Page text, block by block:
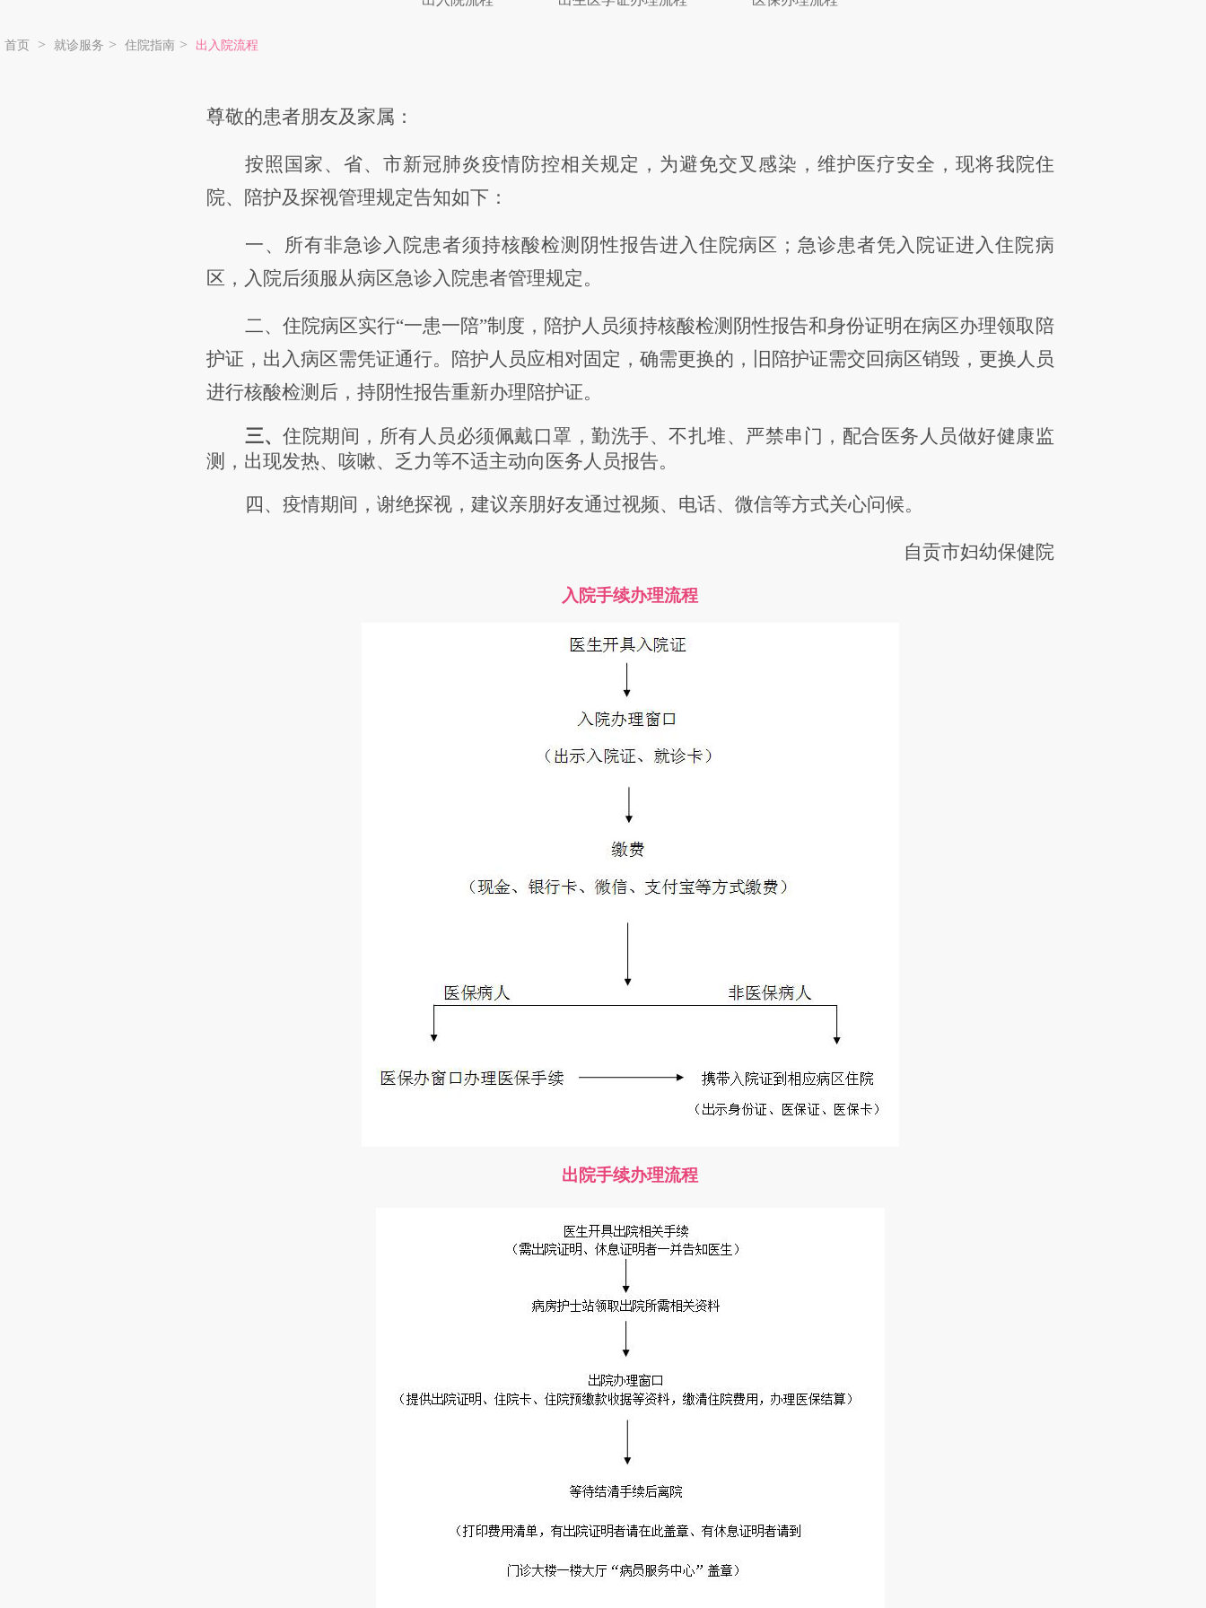
首页 > 就诊服务 > 住院指南 > 出入院流程
尊敬的患者朋友及家属：
按照 国家、省、市新冠肺炎疫情防控相关规定，为避免交叉感染，维护医疗安全 ，现将我院住
院、
陪护及探视管理规定告知如下：
一、
所有非急诊入院患者须持核酸检测阴性报告进入住院病区；急诊患者凭入院证进入住院病
区，入院后须服从病区急诊入院患者管理规定。
二、 住院病区实行“一患一陪”制度 ， 陪护人员须持核酸检测阴性报告和身份证明在病区办理领取 陪
护证 ，出入病区需凭证通行。 陪护人员应相对固定，确需更换的，旧陪护证需交回病区销毁，更换人员
进行核酸检测后，持阴性报告重新办理陪护证。
三、住院期间，所有人员必须佩戴口罩，勤洗手、不扎堆、严禁串门，配合医务人员做好健康监
测， 出现发热、咳嗽、乏力等不适主动向医务人员报告。
四、疫情期间，谢绝探视， 建议亲朋好友通过视频、电话、微信等方式关心问候。
自贡市妇幼保健院
入院手续办理流程
出院手续办理流程